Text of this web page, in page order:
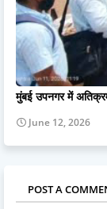
मुंबई उपनगर में
June 12, 2026
POST A